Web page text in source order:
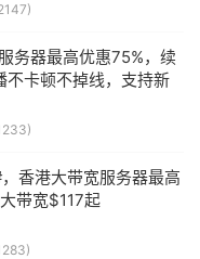
务器最高优惠75%，续
不卡顿不掉线，支持新
香港大带宽服务器最高
带宽$117起